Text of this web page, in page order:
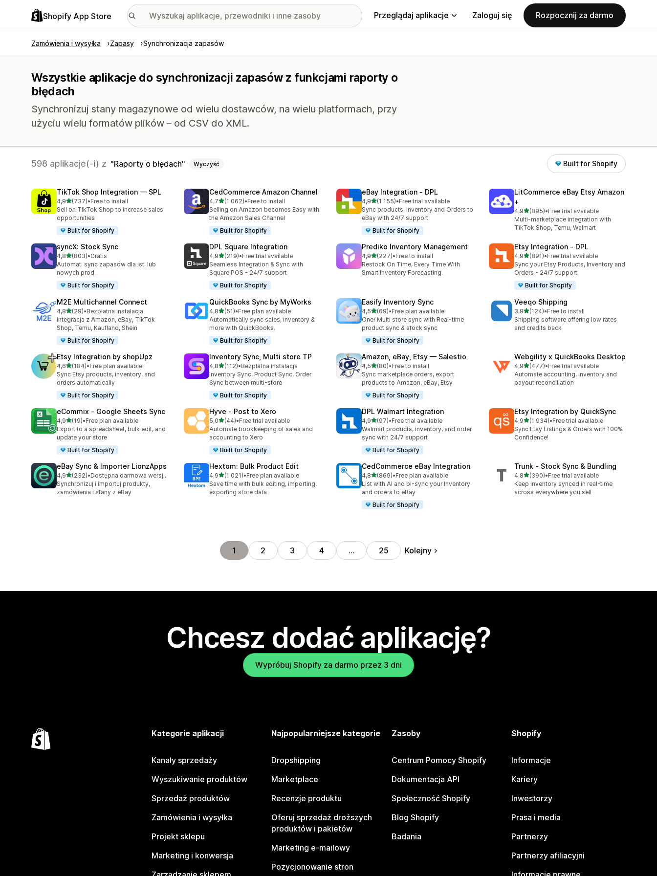
Shopify App Store Przeglądaj aplikacje Zaloguj się Rozpocznij za darmo
Zamówienia i wysyłka Zapasy Synchronizacja zapasów
Wszystkie aplikacje do synchronizacji zapasów z funkcjami raporty o
błędach
Synchronizuj stany magazynowe od wielu dostawców, na wielu platformach, przy
użyciu wielu formatów plików – od CSV do XML.
598 aplikacje(-i) z Raporty o błędach Wyczyść Built for Shopify
TikTok Shop Integration — SPL
4,9na 5 gwiazdek
(737)
Łączna liczba recenzji: 737
•Free to install
Sell on TikTok Shop to increase sales
opportunities
Built for Shopify
CedCommerce Amazon Channel
4,7na 5 gwiazdek
(1 062)
Łączna liczba recenzji: 1062
•Free to install
Selling on Amazon becomes Easy with
the Amazon Sales Channel
Built for Shopify
eBay Integration ‑ DPL
4,9na 5 gwiazdek
(1 155)
Łączna liczba recenzji: 1155
•Free trial available
Sync products, Inventory and Orders to
eBay with 24/7 support
Built for Shopify
LitCommerce eBay Etsy Amazon
+
4,9na 5 gwiazdek
(895)
Łączna liczba recenzji: 895
•Free trial available
Multi-marketplace integration with
TikTok Shop, Temu, Walmart
syncX: Stock Sync
4,8na 5 gwiazdek
(803)
Łączna liczba recenzji: 803
•Gratis
Automat. sync zapasów dla ist. lub
nowych prod.
Built for Shopify
DPL Square Integration
4,9na 5 gwiazdek
(219)
Łączna liczba recenzji: 219
•Free trial available
Seamless Integration & Sync with
Square POS - 24/7 support
Built for Shopify
Prediko Inventory Management
4,9na 5 gwiazdek
(227)
Łączna liczba recenzji: 227
•Free to install
Restock On Time, Every Time With
Smart Inventory Forecasting.
Etsy Integration ‑ DPL
4,9na 5 gwiazdek
(891)
Łączna liczba recenzji: 891
•Free trial available
Sync your Etsy Products, Inventory and
Orders - 24/7 support
Built for Shopify
M2E Multichannel Connect
4,8na 5 gwiazdek
(29)
Łączna liczba recenzji: 29
•Bezpłatna instalacja
Integracja z Amazon, eBay, TikTok
Shop, Temu, Kaufland, Shein
Built for Shopify
QuickBooks Sync by MyWorks
4,8na 5 gwiazdek
(51)
Łączna liczba recenzji: 51
•Free plan available
Automatically sync sales, inventory &
more with QuickBooks.
Built for Shopify
Easify Inventory Sync
4,5na 5 gwiazdek
(69)
Łączna liczba recenzji: 69
•Free plan available
One/ Multi store sync with Real-time
product sync & stock sync
Built for Shopify
Veeqo Shipping
3,9na 5 gwiazdek
(124)
Łączna liczba recenzji: 124
•Free to install
Shipping software offering low rates
and credits back
Etsy Integration by shopUpz
4,6na 5 gwiazdek
(184)
Łączna liczba recenzji: 184
•Free plan available
Sync Etsy products, inventory, and
orders automatically
Built for Shopify
Inventory Sync, Multi store TP
4,8na 5 gwiazdek
(112)
Łączna liczba recenzji: 112
•Bezpłatna instalacja
Inventory Sync, Product Sync, Order
Sync between multi-store
Built for Shopify
Amazon, eBay, Etsy — Salestio
4,5na 5 gwiazdek
(80)
Łączna liczba recenzji: 80
•Free to install
Sync marketplace orders, export
products to Amazon, eBay, Etsy
Built for Shopify
Webgility x QuickBooks Desktop
4,9na 5 gwiazdek
(477)
Łączna liczba recenzji: 477
•Free trial available
Automate accounting, inventory and
payout reconciliation
eCommix ‑ Google Sheets Sync
4,9na 5 gwiazdek
(19)
Łączna liczba recenzji: 19
•Free plan available
Export to a spreadsheet, bulk edit, and
update your store
Built for Shopify
Hyve ‑ Post to Xero
5,0na 5 gwiazdek
(44)
Łączna liczba recenzji: 44
•Free trial available
Automate bookkeeping of sales and
accounting to Xero
Built for Shopify
DPL Walmart Integration
4,9na 5 gwiazdek
(97)
Łączna liczba recenzji: 97
•Free trial available
Walmart products, inventory, and order
sync with 24/7 support
Built for Shopify
Etsy Integration by QuickSync
4,9na 5 gwiazdek
(1 934)
Łączna liczba recenzji: 1934
•Free trial available
Sync Etsy Listings & Orders with 100%
Confidence!
eBay Sync & Importer LionzApps
4,9na 5 gwiazdek
(232)
Łączna liczba recenzji: 232
•
Dostępna darmowa wersja próbna
Synchronizuj i importuj produkty,
zamówienia i stany z eBay
Hextom: Bulk Product Edit
4,9na 5 gwiazdek
(1 021)
Łączna liczba recenzji: 1021
•Free plan available
Save time with bulk editing, importing,
exporting store data
CedCommerce eBay Integration
4,8na 5 gwiazdek
(869)
Łączna liczba recenzji: 869
•Free plan available
List with AI and bi-sync your Inventory
and orders to eBay
Built for Shopify
Trunk ‑ Stock Sync & Bundling
4,8na 5 gwiazdek
(390)
Łączna liczba recenzji: 390
•Free trial available
Keep inventory synced in real-time
across everywhere you sell
1 2 3 4 … 25 Kolejny
Chcesz dodać aplikację?
Wypróbuj Shopify za darmo przez 3 dni
Kategorie aplikacji
Kanały sprzedaży
Wyszukiwanie produktów
Sprzedaż produktów
Zamówienia i wysyłka
Projekt sklepu
Marketing i konwersja
Najpopularniejsze kategorie
Dropshipping
Marketplace
Recenzje produktu
Oferuj sprzedaż droższych
produktów i pakietów
Marketing e-mailowy
Pozycjonowanie stron
Zasoby
Centrum Pomocy Shopify
Dokumentacja API
Społeczność Shopify
Blog Shopify
Badania
Shopify
Informacje
Kariery
Inwestorzy
Prasa i media
Partnerzy
Partnerzy afiliacyjni